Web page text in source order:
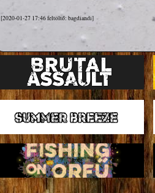
[2020-01-27 17:46 feltöltő: bagdiandi]